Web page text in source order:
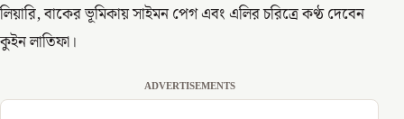
লিয়ারি, বাকের ভূমিকায় সাইমন পেগ এবং এলির চরিত্রে কণ্ঠ দেবেন
কুইন লাতিফা।
ADVERTISEMENTS